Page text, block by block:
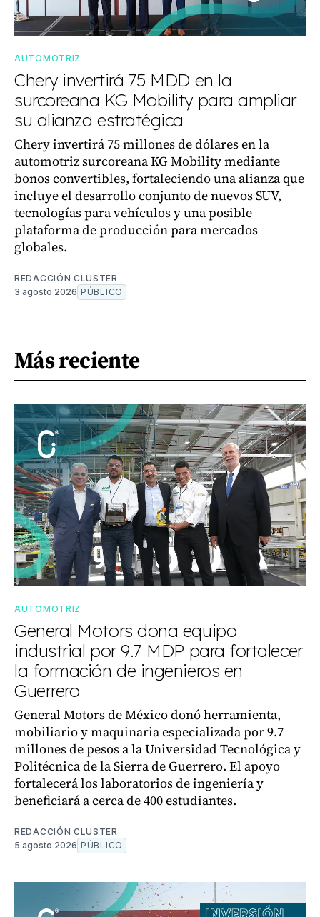
AUTOMOTRIZ
Chery invertirá 75 MDD en la
surcoreana KG Mobility para ampliar
su alianza estratégica
Chery invertirá 75 millones de dólares en la
automotriz surcoreana KG Mobility mediante
bonos convertibles, fortaleciendo una alianza que
incluye el desarrollo conjunto de nuevos SUV,
tecnologías para vehículos y una posible
plataforma de producción para mercados
globales.
REDACCIÓN CLUSTER
3 agosto 2026 PÚBLICO
Más reciente
AUTOMOTRIZ
General Motors dona equipo
industrial por 9.7 MDP para fortalecer
la formación de ingenieros en
Guerrero
General Motors de México donó herramienta,
mobiliario y maquinaria especializada por 9.7
millones de pesos a la Universidad Tecnológica y
Politécnica de la Sierra de Guerrero. El apoyo
fortalecerá los laboratorios de ingeniería y
beneficiará a cerca de 400 estudiantes.
REDACCIÓN CLUSTER
5 agosto 2026 PÚBLICO